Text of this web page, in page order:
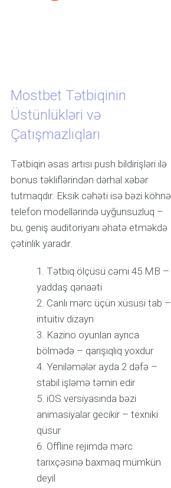
Mostbet Tətbiqinin
Üstünlükləri və
Çatışmazlıqları
Tətbiqin əsas artısı push bildirişləri ilə
bonus təkliflərindən dərhal xəbər
tutmaqdır. Eksik cəhəti isə bəzi köhnə
telefon modellərində uyğunsuzluq –
bu, geniş auditoriyanı əhatə etməkdə
çətinlik yaradır.
Tətbiq ölçüsü cəmi 45 MB –
yaddaş qənaəti
Canlı mərc üçün xüsusi tab –
intuitiv dizayn
Kazino oyunları ayrıca
bölmədə – qarışıqlıq yoxdur
Yeniləmələr ayda 2 dəfə –
stabil işləmə təmin edir
iOS versiyasında bəzi
animasiyalar gecikir – texniki
qüsur
Offline rejimdə mərc
tarixçəsinə baxmaq mümkün
deyil